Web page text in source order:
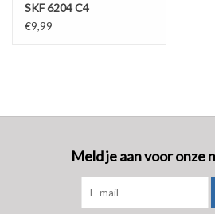
SKF 6204 C4
€9,99
Meld je aan voor onze